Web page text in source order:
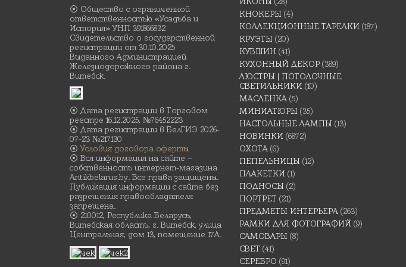
⦿ Общество с ограниченной
ответственностью «Усадьба и
История» УНП 391866832
Свидетельство о государственной
регистрации от 30.10.2025
Выданного Администрацией
Железнодорожного района г.
Витебск.
⦿ Дата регистрации в Торговом
реестре 16.12.2025, №76452223
⦿ Дата регистрации в БелГИЭ 2026-
07-23 №217130
⦿Условия договора оферты
⦿ Вся информация на сайте –
собственность интернет-магазина
Antikbelarus.by. Все права защищены.
Публикация информации с сайта без
разрешения правообладателя
запрещена.
⦿ 210012, Республика Беларусь,
Витебская область, г. Витебск, улица
Центральная, дом 13, помещение 17А.
КНОКЕРЫ (4)
КОЛЛЕКЦИОННЫЕ ТАРЕЛКИ (187)
КРУЭТЫ (20)
КУВШИН (41)
КУХОННЫЙ ДЕКОР (389)
ЛЮСТРЫ | ПОТОЛОЧНЫЕ
СВЕТИЛЬНИКИ (10)
МАСЛЕНКА (5)
МИНИАТЮРЫ (35)
НАСТОЛЬНЫЕ ЛАМПЫ (13)
НОВИНКИ (6872)
ОХОТА (6)
ПЕПЕЛЬНИЦЫ (12)
ПЛАКЕТКИ (1)
ПОДНОСЫ (2)
ПОРТРЕТ (21)
ПРЕДМЕТЫ ИНТЕРЬЕРА (263)
РАМКИ ДЛЯ ФОТОГРАФИЙ (9)
САМОВАРЫ (8)
СВЕТ (41)
СЕРЕБРО (91)